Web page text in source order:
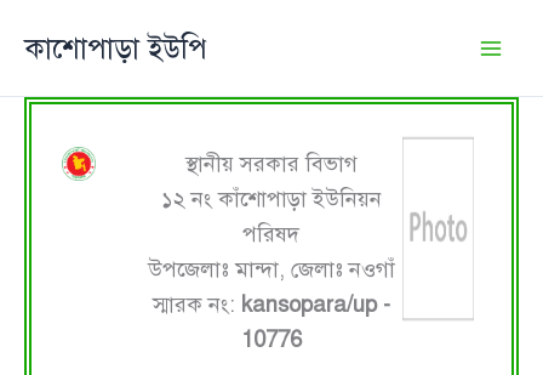
কাশোপাড়া ইউপি
স্থানীয় সরকার বিভাগ
১২ নং কাঁশোপাড়া ইউনিয়ন
পরিষদ
উপজেলাঃ মান্দা, জেলাঃ নওগাঁ
স্মারক নং: kansopara/up -
10776